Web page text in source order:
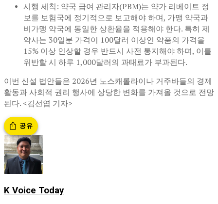
시행 세칙: 약국 급여 관리자(PBM)는 약가 리베이트 정
보를 보험국에 정기적으로 보고해야 하며, 가맹 약국과
비가맹 약국에 동일한 상환율을 적용해야 한다. 특히 제
약사는 30일분 가격이 100달러 이상인 약품의 가격을
15% 이상 인상할 경우 반드시 사전 통지해야 하며, 이를
위반할 시 하루 1,000달러의 과태료가 부과된다.
이번 신설 법안들은 2026년 노스캐롤라이나 거주바들의 경제
활동과 사회적 권리 행사에 상당한 변화를 가져올 것으로 전망
된다. <김선엽 기자>
공유
K Voice Today